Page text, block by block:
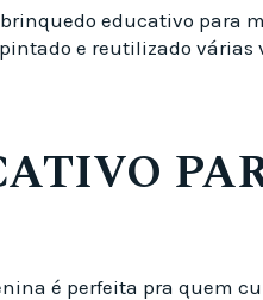
educativo
e reutilizado
é perfeita pra quem